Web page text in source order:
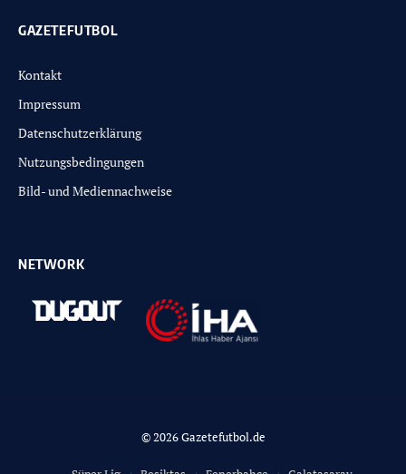
GAZETEFUTBOL
Kontakt
Impressum
Datenschutzerklärung
Nutzungsbedingungen
Bild- und Mediennachweise
NETWORK
© 2026 Gazetefutbol.de